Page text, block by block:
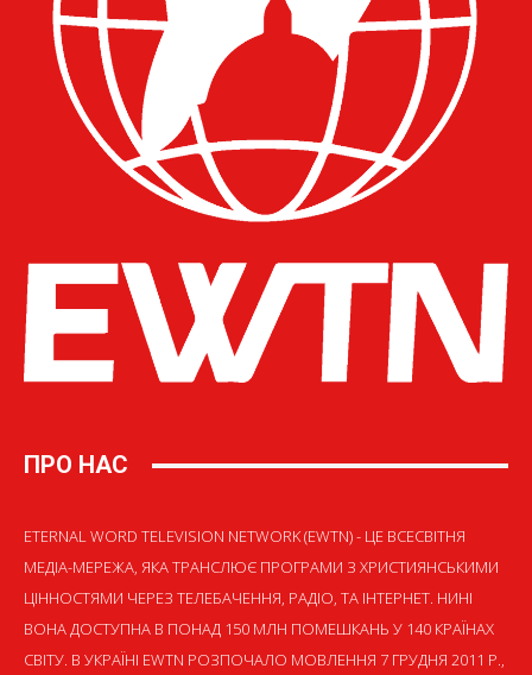
ПРО НАС
ETERNAL WORD TELEVISION NETWORK (EWTN) - ЦЕ ВСЕСВІТНЯ
МЕДІА-МЕРЕЖА, ЯКА ТРАНСЛЮЄ ПРОГРАМИ З ХРИСТИЯНСЬКИМИ
ЦІННОСТЯМИ ЧЕРЕЗ ТЕЛЕБАЧЕННЯ, РАДІО, ТА ІНТЕРНЕТ. НИНІ
ВОНА ДОСТУПНА В ПОНАД 150 МЛН ПОМЕШКАНЬ У 140 КРАЇНАХ
СВІТУ. В УКРАЇНІ EWTN РОЗПОЧАЛО МОВЛЕННЯ 7 ГРУДНЯ 2011 Р.,